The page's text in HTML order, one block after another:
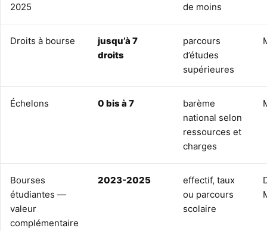
2025
de moins
Droits à bourse
jusqu’à 7
droits
parcours
d’études
supérieures
Échelons 0 bis à 7
barème
national selon
ressources et
charges
Bourses
étudiantes —
valeur
complémentaire
2023-2025
effectif, taux
ou parcours
scolaire